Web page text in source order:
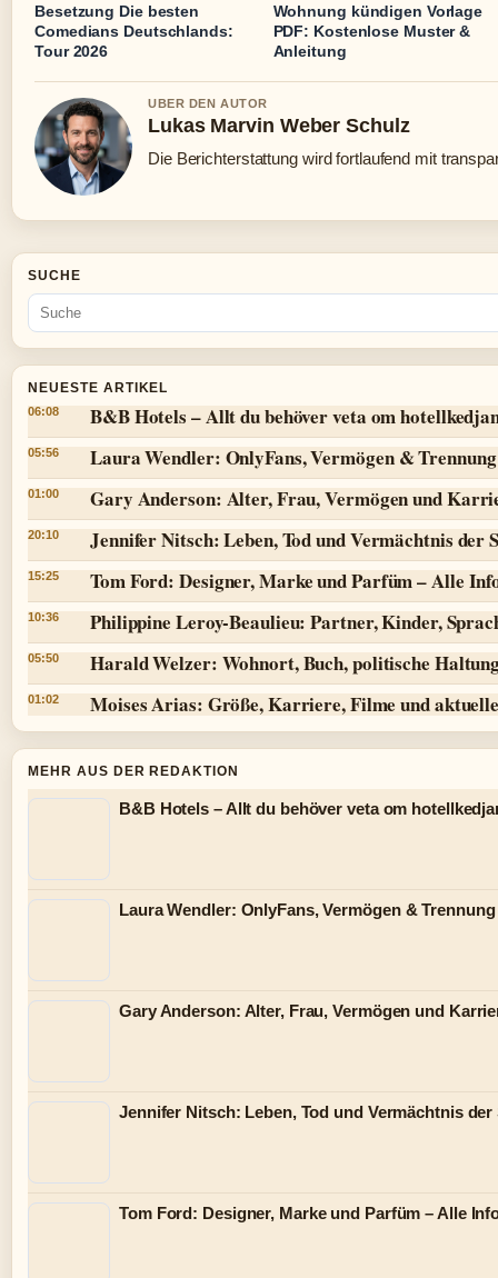
Besetzung Die besten
Comedians Deutschlands:
Tour 2026
Wohnung kündigen Vorlage
PDF: Kostenlose Muster &
Anleitung
UBER DEN AUTOR
Lukas Marvin Weber Schulz
Die Berichterstattung wird fortlaufend mit
SUCHE
NEUESTE ARTIKEL
06:08 B&B Hotels – Allt du behöver veta om
05:56 Laura Wendler: OnlyFans, Vermögen &
01:00 Gary Anderson: Alter, Frau, Vermögen und
20:10 Jennifer Nitsch: Leben, Tod und Vermächtnis der
15:25 Tom Ford: Designer, Marke und Parfüm – Alle
10:36 Philippine Leroy-Beaulieu: Partner, Kinder,
05:50 Harald Welzer: Wohnort, Buch, politische
01:02 Moises Arias: Größe, Karriere, Filme und
MEHR AUS DER REDAKTION
B&B Hotels – Allt du behöver veta om
Laura Wendler: OnlyFans, Vermögen &
Gary Anderson: Alter, Frau, Vermögen und
Jennifer Nitsch: Leben, Tod und Vermächtnis
Tom Ford: Designer, Marke und Parfüm – Alle